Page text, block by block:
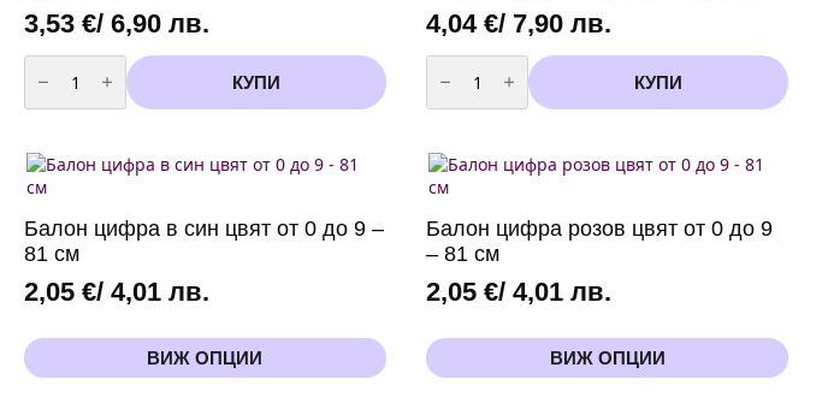
3,53 €/ 6,90 лв.
количество
за
Парти
лента
-
"Birthday
BOY"
КУПИ
4,04€/ 7,90 лв.
количество
за
Балон
за
Ден
розово
злато
Princess
101
см
КУПИ
Балон цифра в син цвят от 0 до 9 –
81 см
2,05 €/ 4,01 лв.
ВИЖ ОПЦИИ
This
product
Балон цифра розов цвят от 0 до 9
– 81 см
2,05€/ 4,01 лв.
ВИЖ ОПЦИИ
This
product